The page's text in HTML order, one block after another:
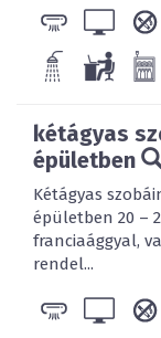
Apollónia és
családi
kétágyas
épületben
Kétágyas
épületben 20 –
franciaággyal,
rendel...